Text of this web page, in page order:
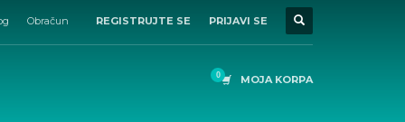
Obračun REGISTRUJTE SE PRIJAVI SE
MOJA KORPA